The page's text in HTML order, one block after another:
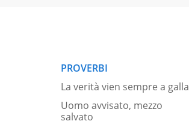
PROVERBI
La verità vien sempre a galla
Uomo avvisato, mezzo
salvato